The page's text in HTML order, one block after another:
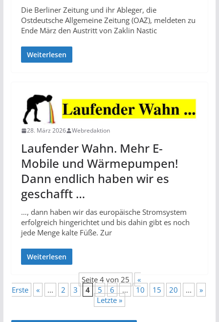
Die Berliner Zeitung und ihr Ableger, die
Ostdeutsche Allgemeine Zeitung (OAZ), meldeten zu
Ende März den Austritt von Zaklin Nastic
Weiterlesen
28. März 2026 Webredaktion
Laufender Wahn. Mehr E-
Mobile und Wärmepumpen!
Dann endlich haben wir es
geschafft …
…, dann haben wir das europäische Stromsystem
erfolgreich hingerichtet und bis dahin gibt es noch
jede Menge kalte Füße. Zur
Weiterlesen
Seite 4 von 25
«
Erste
« ... 2 3 4 5 6 ... 10 15 20 ...
»
Letzte »